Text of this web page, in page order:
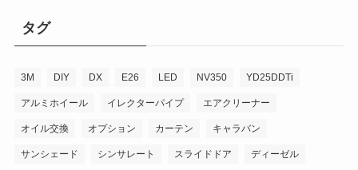
タグ
3M DIY DX E26 LED NV350 YD25DDTi
アルミホイール イレクターパイプ エアクリーナー
オイル交換 オプション カーテン キャラバン
サンシェード シンサレート スライドドア ディーゼル